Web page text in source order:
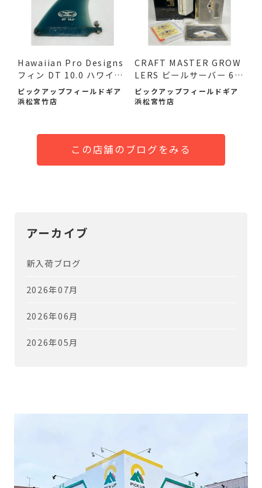
Hawaiian Pro Designs
フィン DT 10.0 ハワイア
ン ...
ピックアップフィールドギア
浜松宮竹店
CRAFT MASTER GROW
LERS ビールサーバー 64
oz 未使...
ピックアップフィールドギア
浜松宮竹店
この店舗のブログをみる
アーカイブ
新入荷ブログ
2026年07月
2026年06月
2026年05月